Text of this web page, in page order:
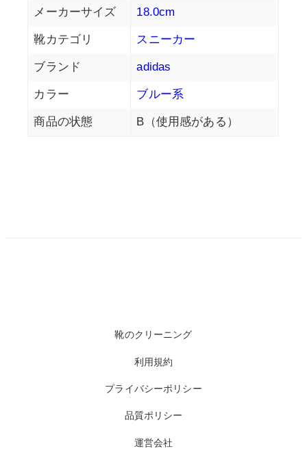
メーカーサイズ 18.0cm
靴カテゴリ スニーカー
ブランド adidas
カラー ブルー系
商品の状態 B（使用感がある）
靴のクリーニング
利用規約
プライバシーポリシー
品質ポリシー
運営会社